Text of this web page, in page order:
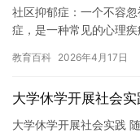
社区抑郁症：一个不容
症，是一种常见的心理
心理…
教育百科 2026年4月17日
大学休学开展社会实
大学休学开展社会实践